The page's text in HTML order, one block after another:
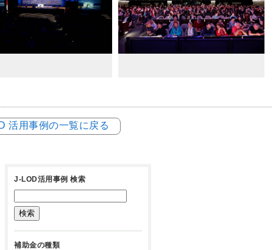
活用事例の一覧に戻る
J-LOD活用事例 検索
補助金の種類